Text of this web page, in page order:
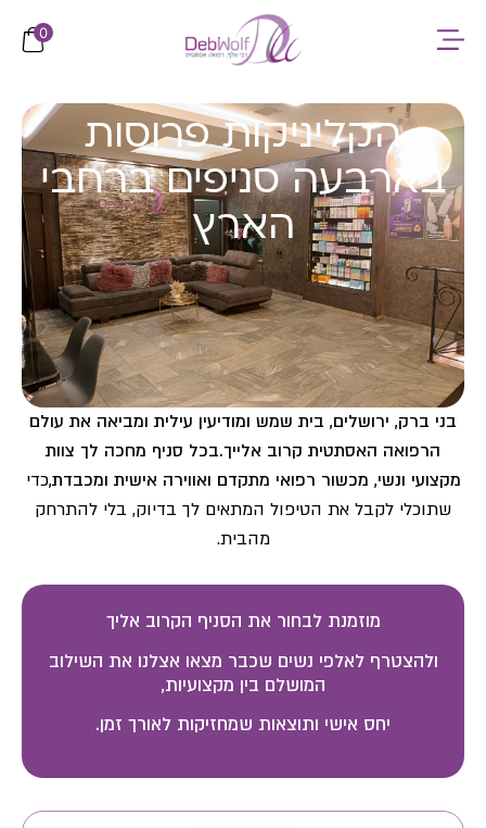
0
הקליניקות פרוסות
בארבעה סניפים ברחבי
הארץ
בני ברק, ירושלים, בית שמש ומודיעין עילית ומביאה את עולם
הרפואה האסתטית קרוב אלייך.בכל סניף מחכה לך צוות
מקצועי ונשי, מכשור רפואי מתקדם ואווירה אישית ומכבדת,כדי
שתוכלי לקבל את הטיפול המתאים לך בדיוק, בלי להתרחק
מהבית.
מוזמנת לבחור את הסניף הקרוב אליך
ולהצטרף לאלפי נשים שכבר מצאו אצלנו את השילוב
המושלם בין מקצועיות,
יחס אישי ותוצאות שמחזיקות לאורך זמן.